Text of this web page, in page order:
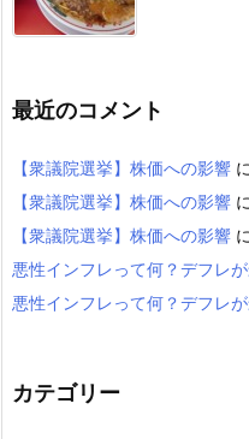
最近のコメント
【衆議院選挙】株価への影響 に
【衆議院選挙】株価への影響 に
【衆議院選挙】株価への影響 に
悪性インフレって何？デフレ
悪性インフレって何？デフレ
カテゴリー